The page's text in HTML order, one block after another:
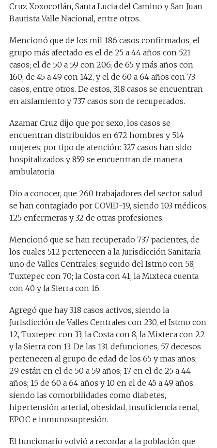
Cruz Xoxocotlán, Santa Lucia del Camino y San Juan
Bautista Valle Nacional, entre otros.
Mencionó que de los mil 186 casos confirmados, el
grupo más afectado es el de 25 a 44 años con 521
casos; el de 50 a 59 con 206; de 65 y más años con
160; de 45 a 49 con 142, y el de 60 a 64 años con 73
casos, entre otros. De estos, 318 casos se encuentran
en aislamiento y 737 casos son de recuperados.
Azamar Cruz dijo que por sexo, los casos se
encuentran distribuidos en 672 hombres y 514
mujeres; por tipo de atención: 327 casos han sido
hospitalizados y 859 se encuentran de manera
ambulatoria.
Dio a conocer, que 260 trabajadores del sector salud
se han contagiado por COVID-19, siendo 103 médicos,
125 enfermeras y 32 de otras profesiones.
Mencionó que se han recuperado 737 pacientes, de
los cuales 512 pertenecen a la Jurisdicción Sanitaria
uno de Valles Centrales; seguido del Istmo con 58;
Tuxtepec con 70; la Costa con 41; la Mixteca cuenta
con 40 y la Sierra con 16.
Agregó que hay 318 casos activos, siendo la
Jurisdicción de Valles Centrales con 230, el Istmo con
12, Tuxtepec con 33, la Costa con 8, la Mixteca con 22
y la Sierra con 13. De las 131 defunciones, 57 decesos
pertenecen al grupo de edad de los 65 y mas años;
29 están en el de 50 a 59 años; 17 en el de 25 a 44
años; 15 de 60 a 64 años y 10 en el de 45 a 49 años,
siendo las comorbilidades como diabetes,
hipertensión arterial, obesidad, insuficiencia renal,
EPOC e inmunosupresión.
El funcionario volvió a recordar a la población que